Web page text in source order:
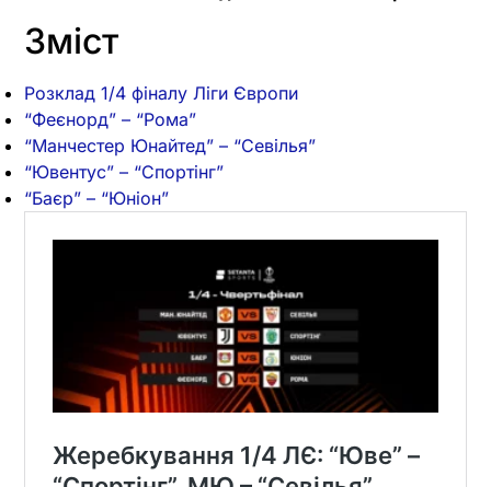
Зміст
Розклад 1/4 фіналу Ліги Європи
“Феєнорд” – “Рома”
“Манчестер Юнайтед” – “Севілья”
“Ювентус” – “Спортінг”
“Баєр” – “Юніон”